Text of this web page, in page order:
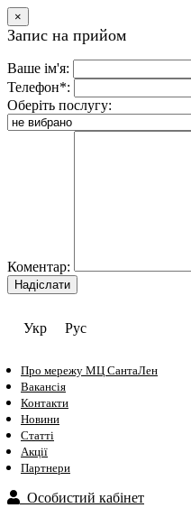
×
Запис на прийом
Ваше ім'я:
Телефон*:
Оберіть послугу:
Коментар:
Укр Рус
Про мережу МЦ СантаЛен
Вакансія
Контакти
Новини
Статті
Акції
Партнери
Особистий кабінет